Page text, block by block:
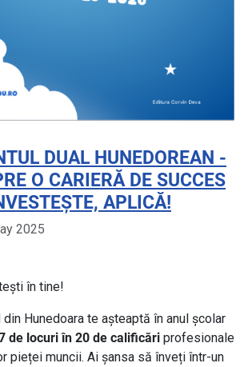
DUAL HUNEDOREAN -
O CARIERĂ DE SUCCES
APLICĂ!
2025
în tine!
Hunedoara te așteaptă în anul școlar
de locuri în 20 de calificări profesionale
pieței muncii. Ai șansa să înveți într-un